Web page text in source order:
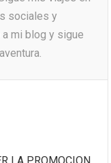
sociales y
mi blog y sigue